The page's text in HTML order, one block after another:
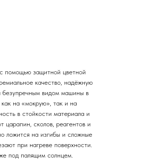
помощью защитной цветной
качество, надёжную
безупречным видом машины в
на «мокрую», так и на
в стойкости материала и
царапин, сколов, реагентов и
ложится на изгибы и сложные
при нагреве поверхности.
под палящим солнцем.